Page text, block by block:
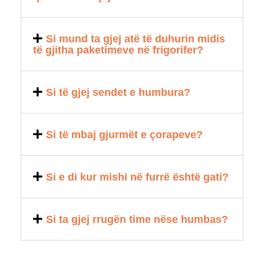
Si mund ta gjej atë të duhurin midis
të gjitha paketimeve në frigorifer?
Si të gjej sendet e humbura?
Si të mbaj gjurmët e çorapeve?
Si e di kur mishi në furrë është gati?
Si ta gjej rrugën time nëse humbas?